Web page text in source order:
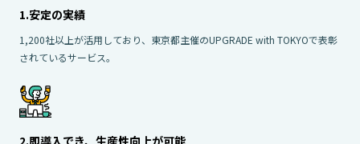
1.安定の実績
1,200社以上が活用しており、東京都主催のUPGRADE with TOKYOで表彰
されているサービス。